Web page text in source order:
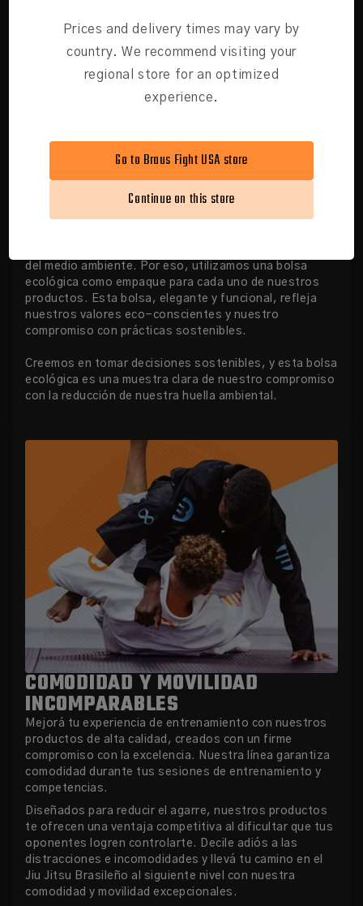
Prices and delivery times may vary by
country. We recommend visiting your
regional store for an optimized
experience.
Go to Braus Fight USA store
Continue on this store
COMODIDAD ECO-CONSCIENTE
del medio ambiente. Por eso, utilizamos una bolsa
ecológica como empaque para cada uno de nuestros
productos. Esta bolsa, elegante y funcional, refleja
nuestros valores eco-conscientes y nuestro
compromiso con prácticas sostenibles.
Creemos en tomar decisiones sostenibles, y esta bolsa
ecológica es una muestra clara de nuestro compromiso
con la reducción de nuestra huella ambiental.
COMODIDAD Y MOVILIDAD
INCOMPARABLES
Mejorá tu experiencia de entrenamiento con nuestros
productos de alta calidad, creados con un firme
compromiso con la excelencia. Nuestra línea garantiza
comodidad durante tus sesiones de entrenamiento y
competencias.
Diseñados para reducir el agarre, nuestros productos
te ofrecen una ventaja competitiva al dificultar que tus
oponentes logren controlarte. Decile adiós a las
distracciones e incomodidades y llevá tu camino en el
Jiu Jitsu Brasileño al siguiente nivel con nuestra
comodidad y movilidad excepcionales.